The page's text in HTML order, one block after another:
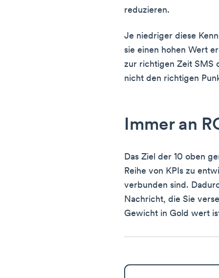
reduzieren.
Je niedriger diese
sie einen hohen Wert
zur richtigen Zeit SMS
nicht den richtigen
Immer an
Das Ziel der 10 oben
Reihe von KPIs zu
verbunden sind.
Nachricht, die Sie
Gewicht in Gold wert